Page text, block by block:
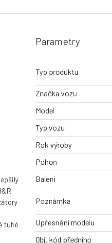
tuhé
Parametry
Typ produktu
Značka vozu
Model
Typ vozu
Rok výroby
Pohon
Balení
Poznámka
Upřesnění modelu
Obj. kód předního